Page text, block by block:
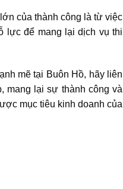
của thành công là từ việc
lực để mang lại dịch vụ thi
mẽ tại Buôn Hồ, hãy liên
mang lại sự thành công và
mục tiêu kinh doanh của